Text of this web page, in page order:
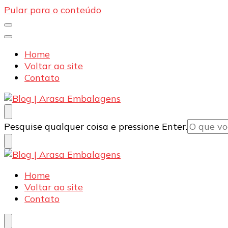
Pular para o conteúdo
Home
Voltar ao site
Contato
Blog | Arasa Embalagens
Confira conteúdos sobre embalagens para pizzas,
Procurando
algo?
Pesquise qualquer coisa e pressione Enter.
Blog | Arasa Embalagens
Confira conteúdos sobre embalagens para pizzas,
Home
Voltar ao site
Contato